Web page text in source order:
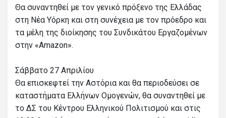
Θα συναντηθεί με τον γενικό πρόξενο της Ελλάδας
στη Νέα Υόρκη και στη συνέχεια με τον πρόεδρο και
τα μέλη της διοίκησης του Συνδικάτου Εργαζομένων
στην «Amazon».
Σάββατο 27 Απριλίου
Θα επισκεφτεί την Αστόρια και θα περιοδεύσει σε
καταστήματα Ελλήνων Ομογενών, θα συναντηθεί με
το ΔΣ του Κέντρου Ελληνικού Πολιτισμού και στις